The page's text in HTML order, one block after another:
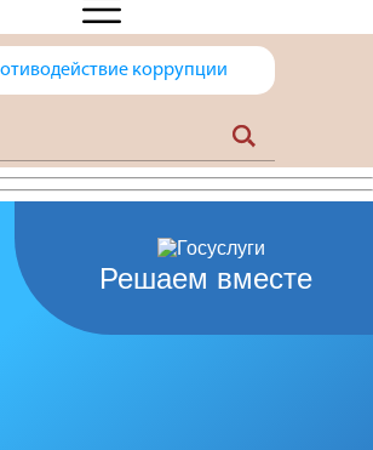
коррупции
Решаем вместе